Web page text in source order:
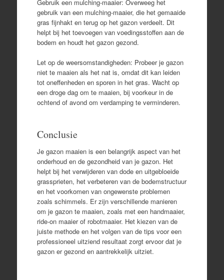
Gebruik een mulching-maaier: Overweeg het
gebruik van een mulching-maaier, die het gemaaide
gras fijnhakt en terug op het gazon verdeelt. Dit
helpt bij het toevoegen van voedingsstoffen aan de
bodem en houdt het gazon gezond.
Let op de weersomstandigheden: Probeer je gazon
niet te maaien als het nat is, omdat dit kan leiden
tot oneffenheden en sporen in het gras. Wacht op
een droge dag om te maaien, bij voorkeur in de
ochtend of avond om verdamping te verminderen.
Conclusie
Je gazon maaien is een belangrijk aspect van het
onderhoud en de gezondheid van je gazon. Het
helpt bij het verwijderen van dode en uitgebloeide
grassprieten, het verbeteren van de bodemstructuur
en het voorkomen van ongewenste problemen
zoals schimmels. Er zijn verschillende manieren
om je gazon te maaien, zoals met een handmaaier,
ride-on maaier of robotmaaier. Het kiezen van de
juiste methode en het volgen van de tips voor een
professioneel uitziend resultaat zorgt ervoor dat je
gazon er gezond en aantrekkelijk uitziet.